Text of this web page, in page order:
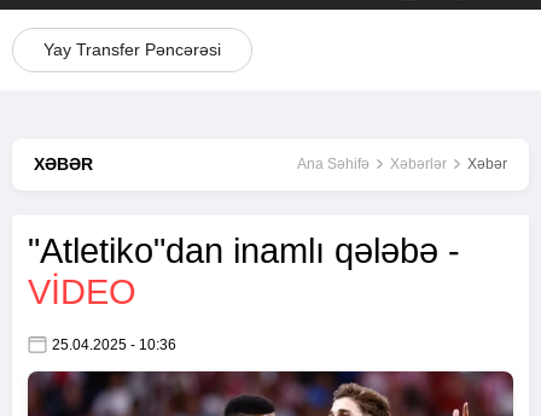
Yay Transfer Pəncərəsi
XƏBƏR Ana Səhifə Xəbərlər Xəbər
"Atletiko"dan inamlı qələbə -
VİDEO
25.04.2025 - 10:36